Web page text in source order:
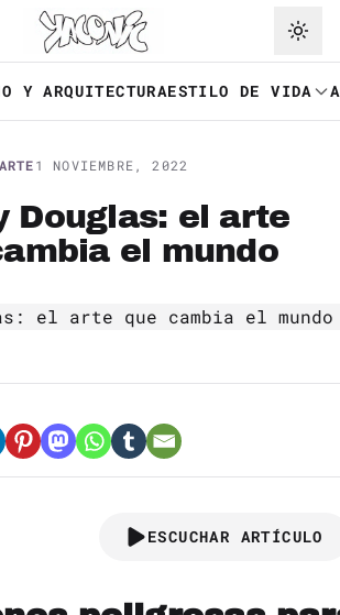
principal
Y ARQUITECTURAESTILO DE VIDA
ARTE1 NOVIEMBRE, 2022
Douglas: el arte
el mundo
ESCUCHAR ARTÍCULO